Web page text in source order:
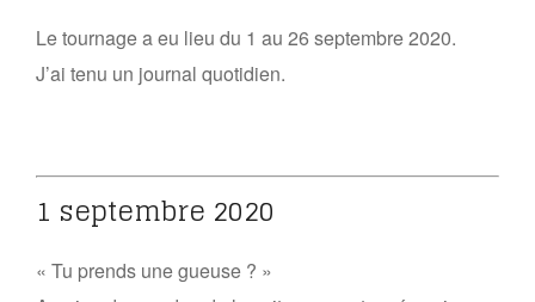
Le tournage a eu lieu du 1 au 26 septembre 2020.
J’ai tenu un journal quotidien.
1 septembre 2020
« Tu prends une gueuse ? »